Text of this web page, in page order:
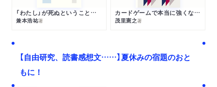
「わたし」が死ぬということの哲学
兼本浩祐著
カードゲームで本当に強くなる考え方
茂里憲之著
【自由研究、読書感想文……】夏休みの宿題のおと
もに！